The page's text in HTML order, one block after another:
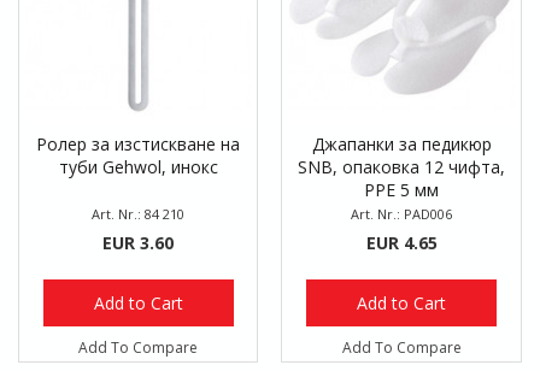
Ролер за изстискване на
туби Gehwol, инокс
Art. Nr.: 84 210
EUR 3.60
Add to Cart
Add To Compare
Джапанки за педикюр
SNB, опаковка 12 чифта,
PPE 5 мм
Art. Nr.: PAD006
EUR 4.65
Add to Cart
Add To Compare